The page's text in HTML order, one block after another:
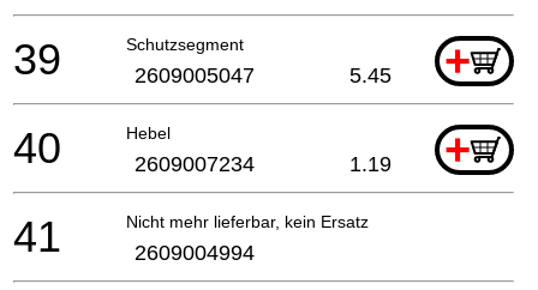
Schutzsegment +
39 2609005047 5.45
Hebel +
40 2609007234 1.19
Nicht mehr lieferbar, kein Ersatz
41 2609004994